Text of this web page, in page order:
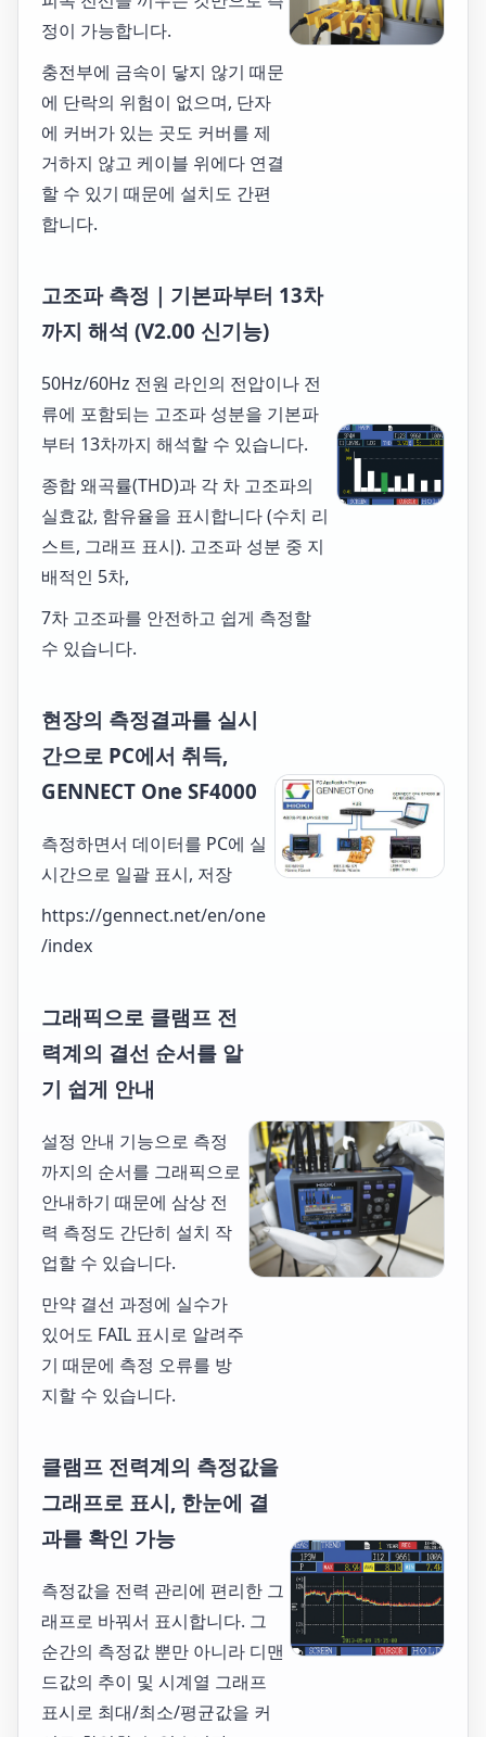
정이 가능합니다.
충전부에 금속이 닿지 않기 때문
에 단락의 위험이 없으며, 단자
에 커버가 있는 곳도 커버를 제
거하지 않고 케이블 위에다 연결
할 수 있기 때문에 설치도 간편
합니다.
고조파 측정｜기본파부터 13차
까지 해석 (V2.00 신기능)
50Hz/60Hz 전원 라인의 전압이나 전
류에 포함되는 고조파 성분을 기본파
부터 13차까지 해석할 수 있습니다.
종합 왜곡률(THD)과 각 차 고조파의
실효값, 함유율을 표시합니다 (수치 리
스트, 그래프 표시). 고조파 성분 중 지
배적인 5차,
7차 고조파를 안전하고 쉽게 측정할
수 있습니다.
현장의 측정결과를 실시
간으로 PC에서 취득,
GENNECT One SF4000
측정하면서 데이터를 PC에 실
시간으로 일괄 표시, 저장
https://gennect.net/en/one
/index
그래픽으로 클램프 전
력계의 결선 순서를 알
기 쉽게 안내
설정 안내 기능으로 측정
까지의 순서를 그래픽으로
안내하기 때문에 삼상 전
력 측정도 간단히 설치 작
업할 수 있습니다.
만약 결선 과정에 실수가
있어도 FAIL 표시로 알려주
기 때문에 측정 오류를 방
지할 수 있습니다.
클램프 전력계의 측정값을
그래프로 표시, 한눈에 결
과를 확인 가능
측정값을 전력 관리에 편리한 그
래프로 바꿔서 표시합니다. 그
순간의 측정값 뿐만 아니라 디맨
드값의 추이 및 시계열 그래프
표시로 최대/최소/평균값을 커